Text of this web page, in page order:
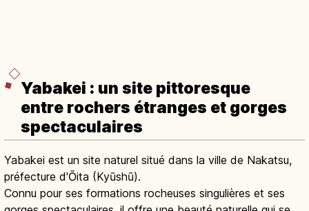
Yabakei : un site pittoresque
entre rochers étranges et gorges
spectaculaires
Yabakei est un site naturel situé dans la ville de Nakatsu,
préfecture d'Ōita (Kyūshū).
Connu pour ses formations rocheuses singulières et ses